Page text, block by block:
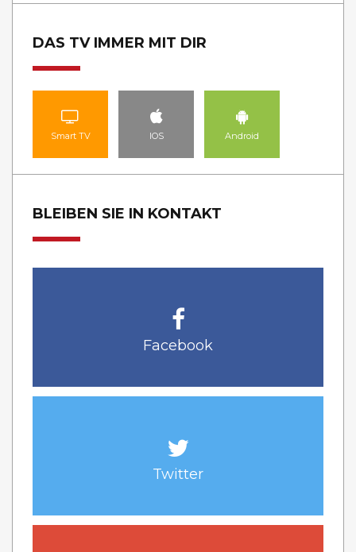
DAS TV IMMER MIT DIR
Smart TV IOS Android
BLEIBEN SIE IN KONTAKT
Facebook
Twitter